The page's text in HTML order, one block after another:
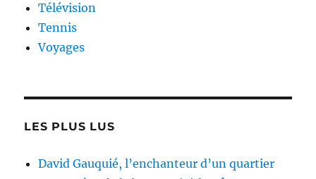
Télévision
Tennis
Voyages
LES PLUS LUS
David Gauquié, l’enchanteur d’un quartier